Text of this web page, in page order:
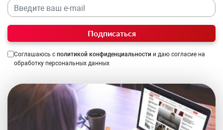
Подписаться
Соглашаюсь с политикой конфиденциальности и даю согласие на
обработку персональных данных